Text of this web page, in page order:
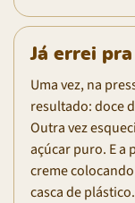
Já errei
Uma vez, na
resultado: doce
Outra vez
açúcar puro. E a
creme
casca de